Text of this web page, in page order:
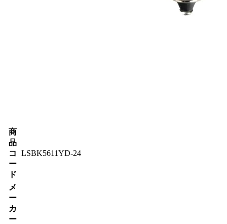
商
品
コ
ー
ド
LSBK5611YD-24
メ
ー
カ
ー